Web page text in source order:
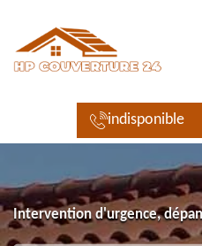
indisponible
Intervention d'urgence,